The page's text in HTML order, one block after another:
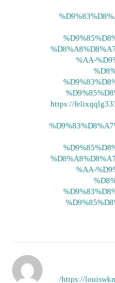
%AA-
https://
%AA-
https://louiswkmw09763.wikicommunication.com/5116303/